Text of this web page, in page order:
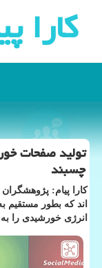
كارا
تولید صفحات
چسبند
کارا پیام:
اند که بطور
انرژی خورشیدی را